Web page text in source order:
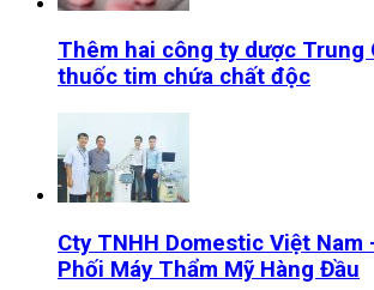
Thêm hai công ty dược Trung
thuốc tim chứa chất độc
Cty TNHH Domestic Việt Nam
Phối Máy Thẩm Mỹ Hàng Đầu